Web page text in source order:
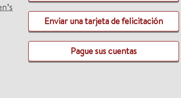
Enviar una tarjeta de felicitación
Pague sus cuentas